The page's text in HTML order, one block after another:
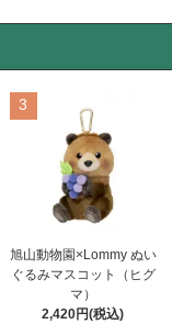
3
旭山動物園×Lommy ぬい
ぐるみマスコット（ヒグ
マ）
2,420円(税込)